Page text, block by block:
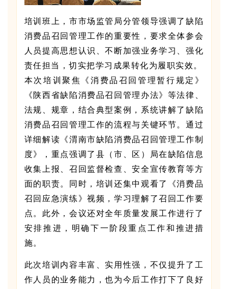
培训班上，市市场监管局分管领导强调了缺陷
消费品召回管理工作的重要性，要求全体参会
人员提高思想认识、不断加强业务学习、强化
责任担当，切实把学习成果转化为履职实效。
本次培训聚焦《消费品召回管理暂行规定》
《陕西省缺陷消费品召回管理办法》等法律、
法规、规章，结合典型案例，系统讲解了缺陷
消费品召回管理工作的流程与关键环节。通过
详细解读《渭南市缺陷消费品召回管理工作制
度》，重点强调了县（市、区）局在缺陷信息
收集上报、召回监督检查、安全宣传教育等方
面的职责。同时，培训还集中观看了《消费品
召回应急演练》视频，学习理解了召回工作要
点。此外，会议还对全年质量发展工作进行了
安排推进，明确下一阶段重点工作和推进措
施。
此次培训内容丰富、实用性强，不仅提升了工
作人员的业务能力，也为今后工作打下了良好